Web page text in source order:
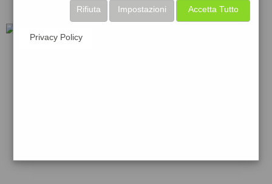
total tamoil
Accetta Tutto
Impostazioni
Rifiuta
Privacy Policy